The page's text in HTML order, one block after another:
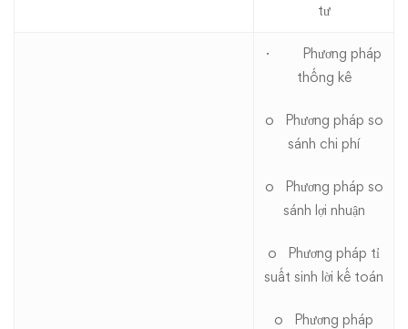
tư
· Phương pháp
thống kê
o Phương pháp so
sánh chi phí
o Phương pháp so
sánh lợi nhuận
o Phương pháp tỉ
suất sinh lời kế toán
o Phương pháp